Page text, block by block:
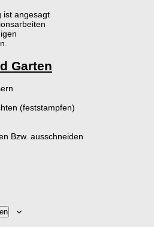
ist angesagt
Garten
(feststampfen)
Bzw. ausschneiden